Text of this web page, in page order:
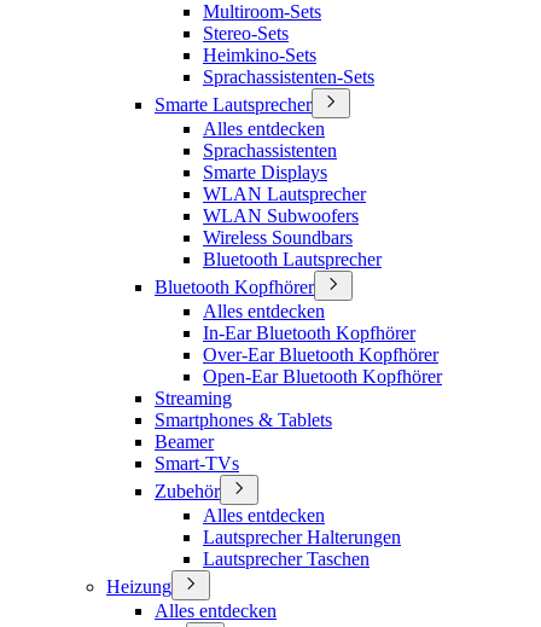
Multiroom-Sets
Stereo-Sets
Heimkino-Sets
Sprachassistenten-Sets
Smarte Lautsprecher
Alles entdecken
Sprachassistenten
Smarte Displays
WLAN Lautsprecher
WLAN Subwoofers
Wireless Soundbars
Bluetooth Lautsprecher
Bluetooth Kopfhörer
Alles entdecken
In-Ear Bluetooth Kopfhörer
Over-Ear Bluetooth Kopfhörer
Open-Ear Bluetooth Kopfhörer
Streaming
Smartphones & Tablets
Beamer
Smart-TVs
Zubehör
Alles entdecken
Lautsprecher Halterungen
Lautsprecher Taschen
Heizung
Alles entdecken